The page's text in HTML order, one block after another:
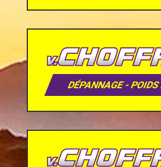
DÉPANNAGE -